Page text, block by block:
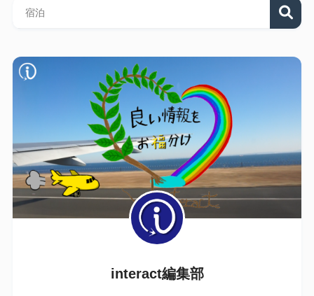
interact編集部